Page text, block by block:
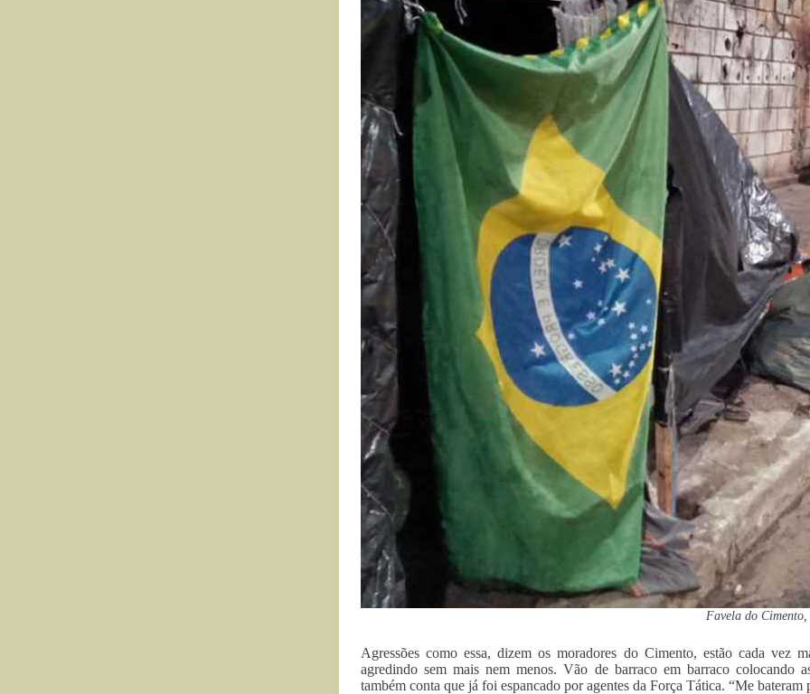
Favela do
Agressões como essa, dizem os moradores do Cimento, estão cada vez
agredindo sem mais nem menos. Vão de barraco em barraco colocando
também conta que já foi espancado por agentes da Força Tática. “Me